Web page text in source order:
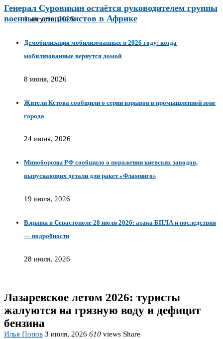
Генерал Суровикин остаётся руководителем группы
военных специалистов в Африке
1 августа, 2026
Демобилизация мобилизованных в 2026 году: когда
мобилизованные вернутся домой
8 июня, 2026
Жители Кстова сообщили о серии взрывов в промышленной зоне
города
24 июня, 2026
Минобороны РФ сообщило о поражении киевских заводов,
выпускающих детали для ракет «Фламинго»
19 июля, 2026
Взрывы в Севастополе 28 июля 2026: атака БПЛА и последствия
— подробности
28 июля, 2026
Лазаревское летом 2026: туристы
жалуются на грязную воду и дефицит
бензина
Илья Попов 3 июля, 2026 610 views Share